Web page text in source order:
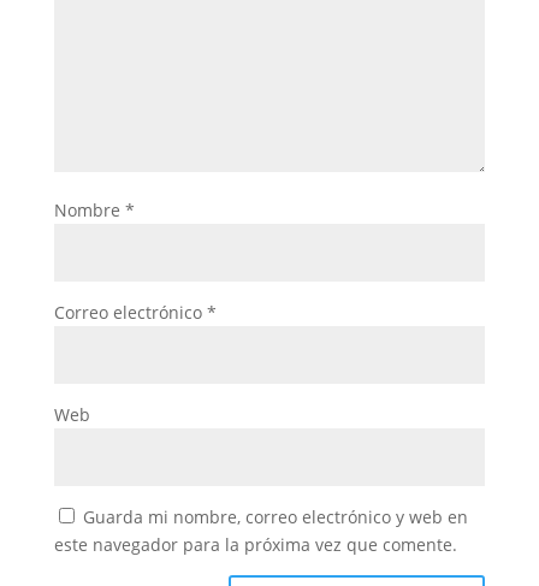
Nombre *
Correo electrónico *
Web
Guarda mi nombre, correo electrónico y web en
este navegador para la próxima vez que comente.